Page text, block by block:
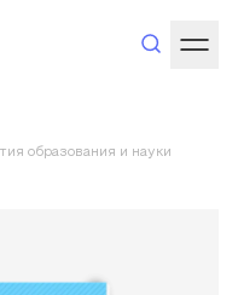
образования и науки